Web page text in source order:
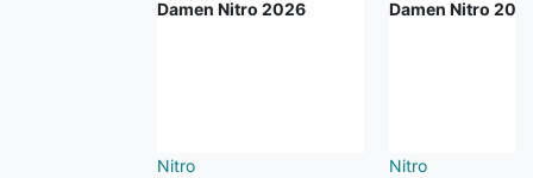
Nitro
Nitro